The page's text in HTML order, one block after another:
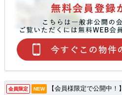
会員限定 NEW 【会員様限定で公開中！】